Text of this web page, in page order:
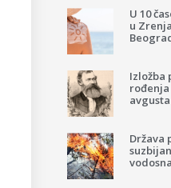
U 10
u
Izložba
Država